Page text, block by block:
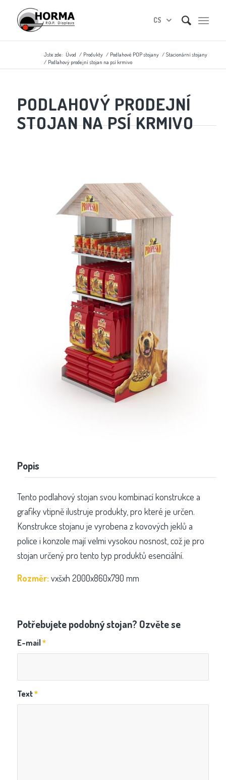
CS
Jste zde: Úvod / Produkty / Podlahové POP stojany / Stacionární stojany
/ Podlahový prodejní stojan na psí krmivo
PODLAHOVÝ PRODEJNÍ
STOJAN NA PSÍ KRMIVO
Popis
Tento podlahový stojan svou kombinací konstrukce a
grafiky vtipně ilustruje produkty, pro které je určen.
Konstrukce stojanu je vyrobena z kovových jeklů a
police i konzole mají velmi vysokou nosnost, což je pro
stojan určený pro tento typ produktů esenciální.
Rozměr:vxšxh 2000x860x790 mm
Potřebujete podobný stojan? Ozvěte se
E-mail*
Text*